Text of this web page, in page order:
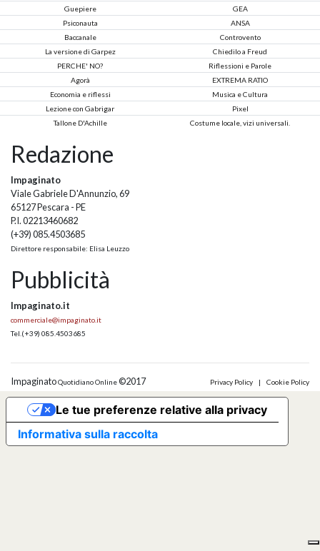
Guepiere
GEA
Psiconauta
ANSA
Baccanale
Controvento
La versione di Garpez
Chiedilo a Freud
PERCHE' NO?
Riflessioni e Parole
Agorà
EXTREMA RATIO
Economia e riflessi
Musica e Cultura
Lezione con Gabrigar
Pixel
Tallone D'Achille
Costume locale, vizi universali.
Redazione
Impaginato
Viale Gabriele D'Annunzio, 69
65127 Pescara - PE
P.I. 02213460682
(+39) 085.4503685
Direttore responsabile: Elisa Leuzzo
Pubblicità
Impaginato.it
commerciale@impaginato.it
Tel. (+39) 085.4503685
ImpaginatoQuotidiano Online©2017 Privacy Policy | Cookie Policy
Informativa sulla raccolta
Le tue preferenze relative alla privacy